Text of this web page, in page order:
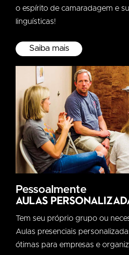
o espírito de camaradagem e
linguísticas!
Saiba mais
Pessoalmente
Aulas
Tem seu próprio grupo ou
Aulas presenciais
ótimas para empresas e